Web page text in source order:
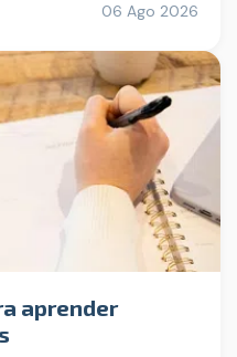
06 Ago 2026
aprender